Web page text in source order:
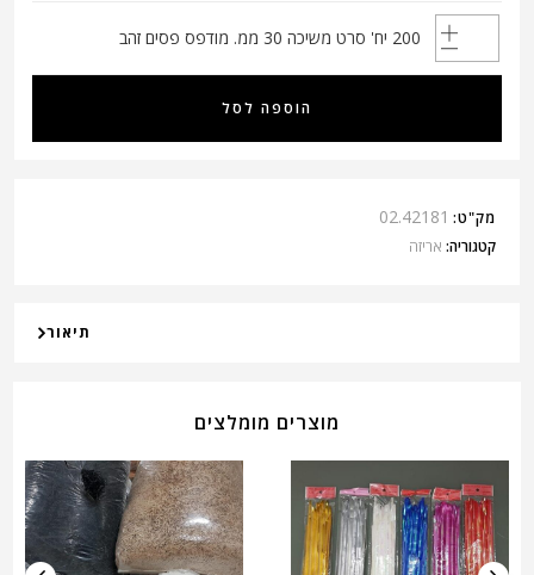
200 יח' סרט משיכה 30 ממ. מודפס פסים זהב
הוספה לסל
מק"ט: 02.42181
קטגוריה: אריזה
תיאור
מוצרים מומלצים